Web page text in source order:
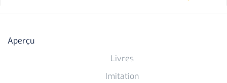
Aperçu
Livres
Imitation